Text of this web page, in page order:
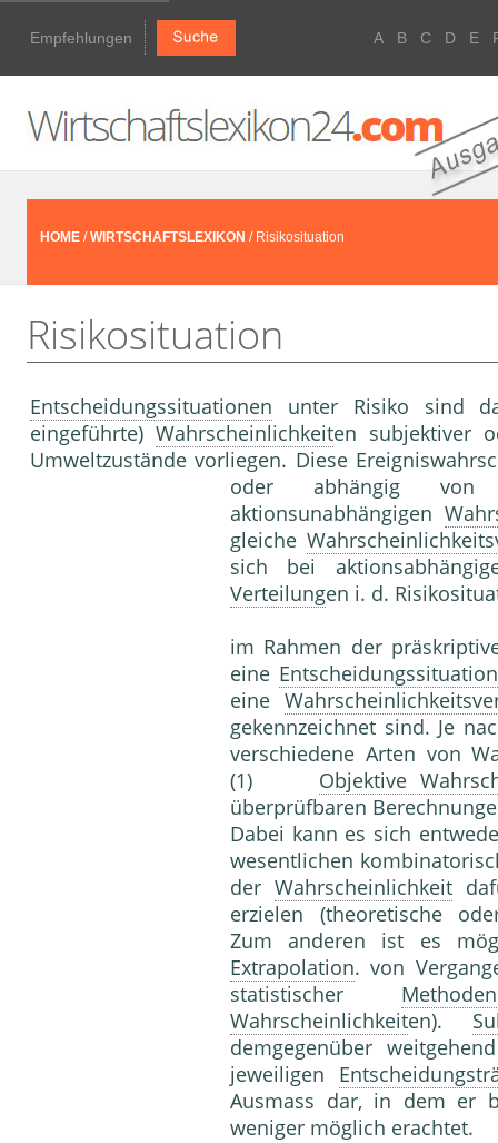
Empfehlungen A B C D E
HOME /WIRTSCHAFTSLEXIKON / Risikosituation
Risikosituation
Entscheidungssituationen unter Risiko sind
eingeführte) Wahrscheinlichkeiten subjektiver
Umweltzustände vorliegen. Diese
oder abhängig von
aktionsunabhängigen
gleiche
sich bei
Verteilungen i. d.
im Rahmen der
eine Entscheidungssituation
eine
gekennzeichnet sind. Je
verschiedene Arten von
(1) Objektive
überprüfbaren
Dabei kann es sich
wesentlichen
derWahrscheinlichkeit
erzielen (theoretische
Zum anderen ist es
Extrapolation. von
statistischer Methoden
Wahrscheinlichkeiten).
demgegenüber
jeweiligen
Ausmass dar, in dem er
weniger möglich